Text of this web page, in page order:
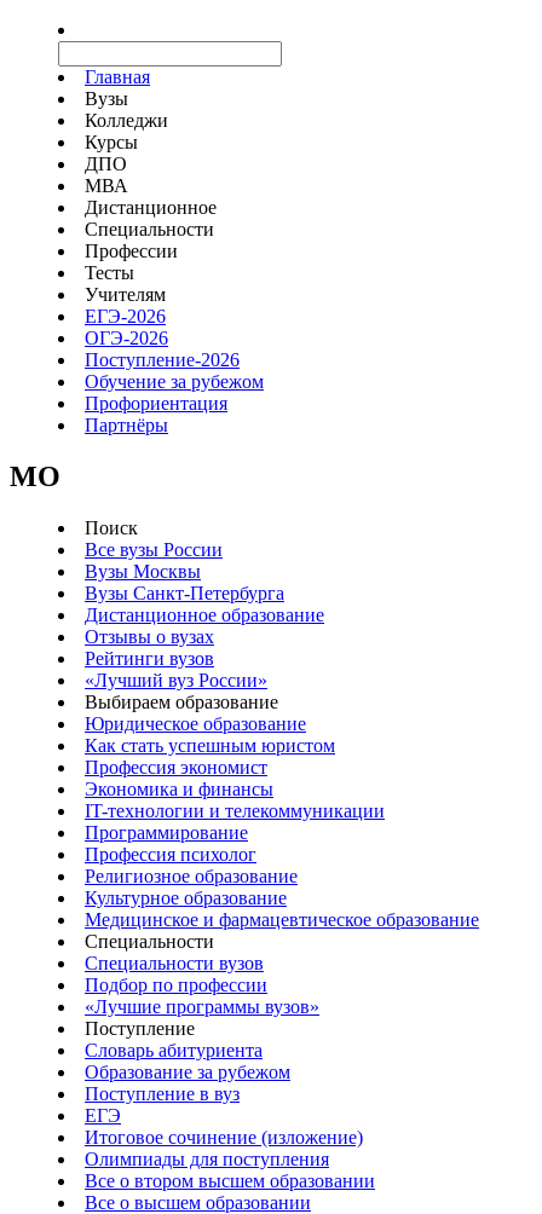
Главная
Вузы
Колледжи
Курсы
ДПО
МВА
Дистанционное
Специальности
Профессии
Тесты
Учителям
ЕГЭ-2026
ОГЭ-2026
Поступление-2026
Обучение за рубежом
Профориентация
Партнёры
MO
Поиск
Все вузы России
Вузы Москвы
Вузы Санкт-Петербурга
Дистанционное образование
Отзывы о вузах
Рейтинги вузов
«Лучший вуз России»
Выбираем образование
Юридическое образование
Как стать успешным юристом
Профессия экономист
Экономика и финансы
IT-технологии и телекоммуникации
Программирование
Профессия психолог
Религиозное образование
Культурное образование
Медицинское и фармацевтическое образование
Специальности
Специальности вузов
Подбор по профессии
«Лучшие программы вузов»
Поступление
Словарь абитуриента
Образование за рубежом
Поступление в вуз
ЕГЭ
Итоговое сочинение (изложение)
Олимпиады для поступления
Все о втором высшем образовании
Все о высшем образовании